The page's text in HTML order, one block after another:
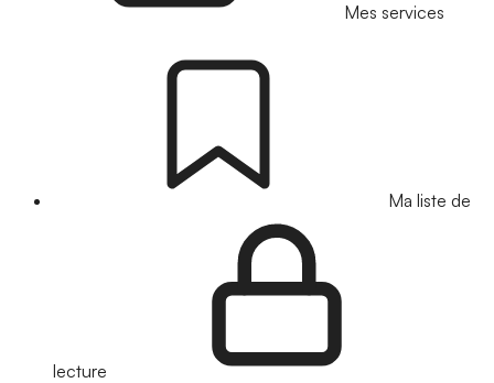
Mes services
Ma liste de
lecture